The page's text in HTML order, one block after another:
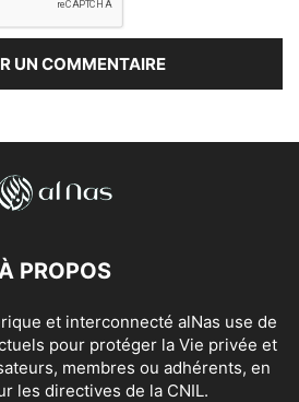
PROPOS
et interconnecté alNas use de
pour protéger la Vie privée et
membres ou adhérents, en
les directives de la CNIL.